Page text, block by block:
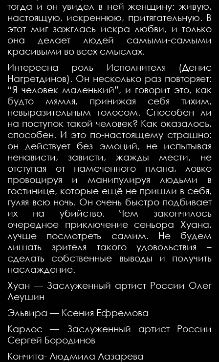
тогда и он увидел в ней женщину: живую,
настоящую, искреннюю, притягательную. В
этот миг зажглась искра любви, и только
она делает людей самыми-самыми
красивыми во всех смыслах.
Интересна роль Исполнителя (Денис
Нагретдинов). Он несколько раз повторяет:
“Я человек маленький”, и говорит это, как
будто мямля, принижая себя тихим,
невыразительным голосом. Способен ли
на поступок такой человек? Как оказалось,
способен. И это по-настоящему страшно:
он действует без эмоций, не испытывая
ненависти, зависти, жажды мести, не
отступая от намеченного плана, ловко
провоцируя и манипулируя людьми в
гостинице, которые ещё не пришли в себя,
гуляя всю ночь. Он очень быстро подбивает
их на убийство. Чем закончилось
очередное приключение сеньора Хуана,
лучше посмотреть самим. Не будем
лишать зрителя такого удовольствия –
сделать собственные выводы и получить
наслаждение.
Хуан — Заслуженный артист России Олег
Леушин
Эльвира — Ксения Ефремова
Карлос — Заслуженный артист России
Сергей Бородинов
Кончита- Людмила Лазарева